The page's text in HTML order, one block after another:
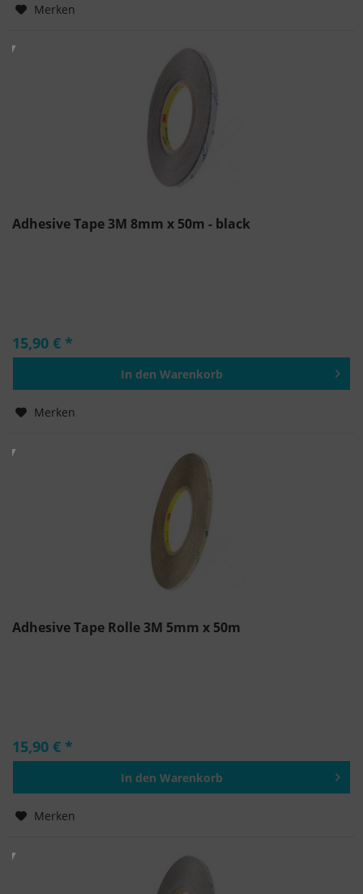
Merken
Adhesive Tape 3M 8mm x 50m - black
15,90 € *
In den Warenkorb
Merken
Adhesive Tape Rolle 3M 5mm x 50m
15,90 € *
In den Warenkorb
Merken